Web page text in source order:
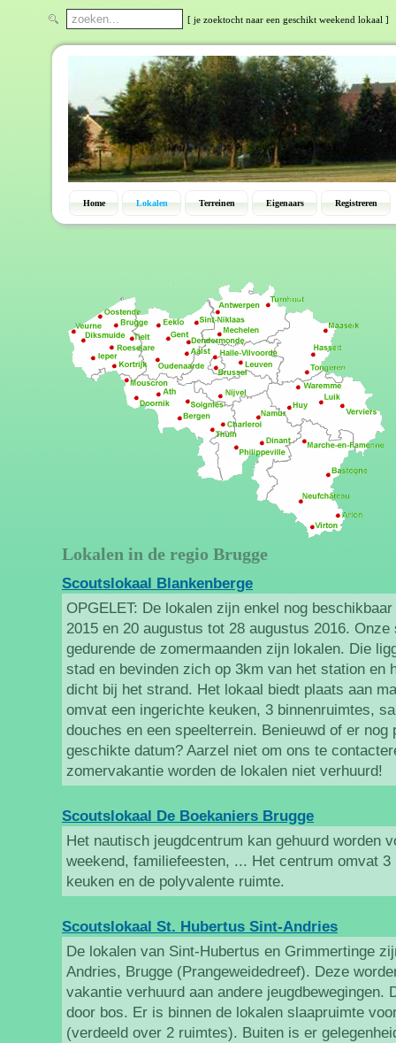
[ je zoektocht naar een geschikt weekend lokaal ]
Home Lokalen Terreinen Eigenaars Registreren
Lokalen in de regio Brugge
Scoutslokaal Blankenberge
OPGELET: De lokalen zijn enkel nog
2015 en 20 augustus tot 28 augustus 2016.
gedurende de zomermaanden zijn lokalen. Die
stad en bevinden zich op 3km van het station en
dicht bij het strand. Het lokaal biedt plaats aan
omvat een ingerichte keuken, 3 binnenruimtes,
douches en een speelterrein. Benieuwd of er nog
geschikte datum? Aarzel niet om ons te
zomervakantie worden de lokalen niet verhuurd!
Scoutslokaal De Boekaniers Brugge
Het nautisch jeugdcentrum kan gehuurd worden
weekend, familiefeesten, ... Het centrum omvat 3
keuken en de polyvalente ruimte.
Scoutslokaal St. Hubertus Sint-Andries
De lokalen van Sint-Hubertus en Grimmertinge
Andries, Brugge (Prangeweidedreef). Deze
vakantie verhuurd aan andere jeugdbewegingen.
door bos. Er is binnen de lokalen slaapruimte
(verdeeld over 2 ruimtes). Buiten is er